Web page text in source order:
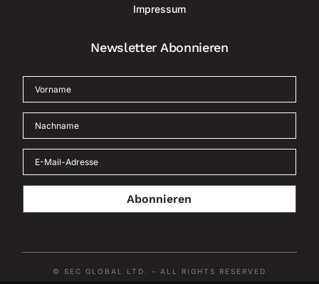
Impressum
Newsletter Abonnieren
Abonnieren
© SEC GLOBAL LTD. – ALL RIGHTS RESERVED